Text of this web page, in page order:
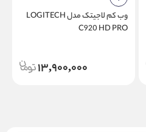
وب کم لاجیتک مدل LOGITECH
C920 HD PRO
13,900,000